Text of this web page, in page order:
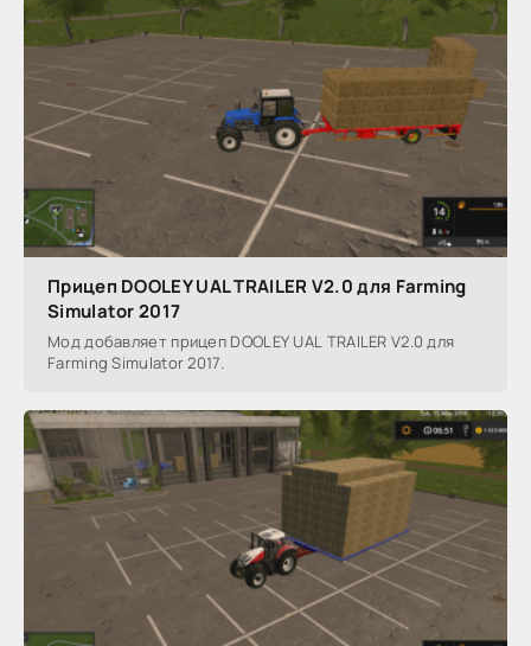
Прицеп DOOLEY UAL TRAILER V2.0 для Farming
Simulator 2017
Мод добавляет прицеп DOOLEY UAL TRAILER V2.0 для
Farming Simulator 2017.